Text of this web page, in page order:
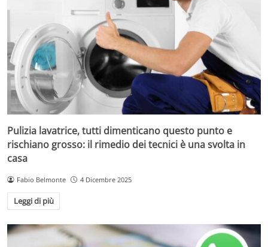
Pulizia lavatrice, tutti dimenticano questo punto e
rischiano grosso: il rimedio dei tecnici è una svolta in
casa
Fabio Belmonte 4 Dicembre 2025
Leggi di più